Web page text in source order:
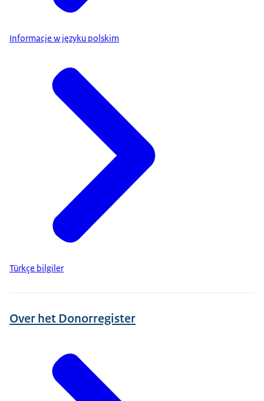
Informacje w języku polskim
Türkçe bilgiler
Over het Donorregister